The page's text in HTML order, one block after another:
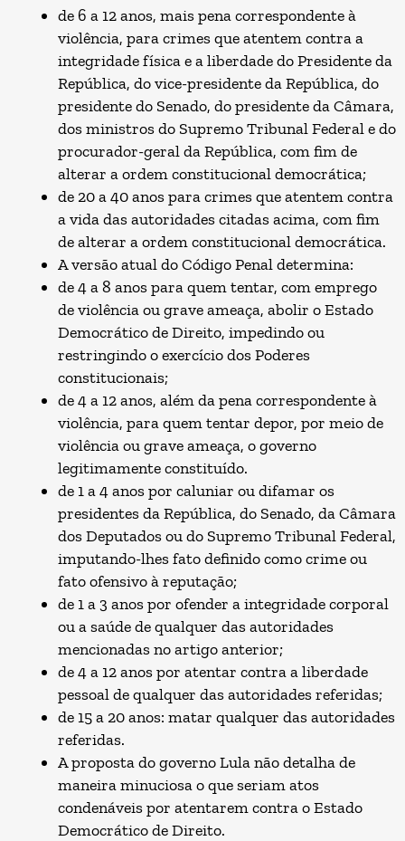
de 6 a 12 anos, mais pena correspondente à
violência, para crimes que atentem contra a
integridade física e a liberdade do Presidente da
República, do vice-presidente da República, do
presidente do Senado, do presidente da Câmara,
dos ministros do Supremo Tribunal Federal e do
procurador-geral da República, com fim de
alterar a ordem constitucional democrática;
de 20 a 40 anos para crimes que atentem contra
a vida das autoridades citadas acima, com fim
de alterar a ordem constitucional democrática.
A versão atual do Código Penal determina:
de 4 a 8 anos para quem tentar, com emprego
de violência ou grave ameaça, abolir o Estado
Democrático de Direito, impedindo ou
restringindo o exercício dos Poderes
constitucionais;
de 4 a 12 anos, além da pena correspondente à
violência, para quem tentar depor, por meio de
violência ou grave ameaça, o governo
legitimamente constituído.
de 1 a 4 anos por caluniar ou difamar os
presidentes da República, do Senado, da Câmara
dos Deputados ou do Supremo Tribunal Federal,
imputando-lhes fato definido como crime ou
fato ofensivo à reputação;
de 1 a 3 anos por ofender a integridade corporal
ou a saúde de qualquer das autoridades
mencionadas no artigo anterior;
de 4 a 12 anos por atentar contra a liberdade
pessoal de qualquer das autoridades referidas;
de 15 a 20 anos: matar qualquer das autoridades
referidas.
A proposta do governo Lula não detalha de
maneira minuciosa o que seriam atos
condenáveis por atentarem contra o Estado
Democrático de Direito.